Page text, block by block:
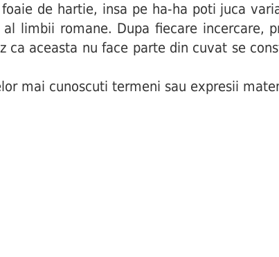
de hartie, insa pe ha-ha poti juca
limbii romane. Dupa fiecare incercare,
aceasta nu face parte din cuvat se
mai cunoscuti termeni sau expresii